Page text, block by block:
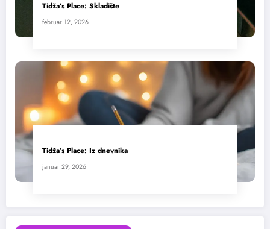
Tidža’s Place: Skladište
februar 12, 2026
Tidža’s Place: Iz dnevnika
januar 29, 2026